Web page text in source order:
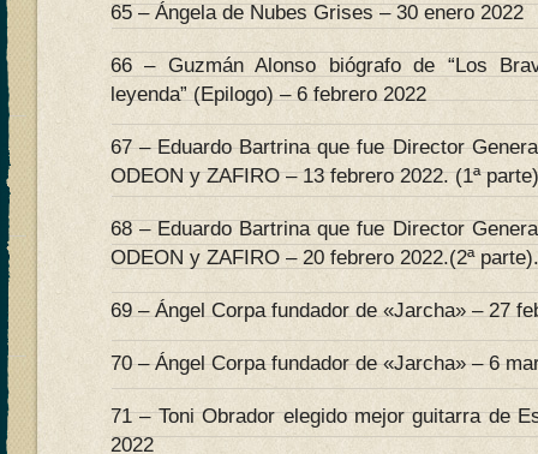
65 – Ángela de Nubes Grises – 30 enero 2022
66 – Guzmán Alonso biógrafo de “Los
leyenda” (Epilogo) – 6 febrero 2022
67 – Eduardo Bartrina que fue Director
ODEON y ZAFIRO – 13 febrero 2022. (1ª
68 – Eduardo Bartrina que fue Director
ODEON y ZAFIRO – 20 febrero 2022.(2ª parte).
69 – Ángel Corpa fundador de «Jarcha» – 27
70 – Ángel Corpa fundador de «Jarcha» – 6
71 – Toni Obrador elegido mejor guitarra de
2022